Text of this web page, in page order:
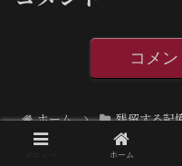
コメ
ホーム 残留する記
ホーム